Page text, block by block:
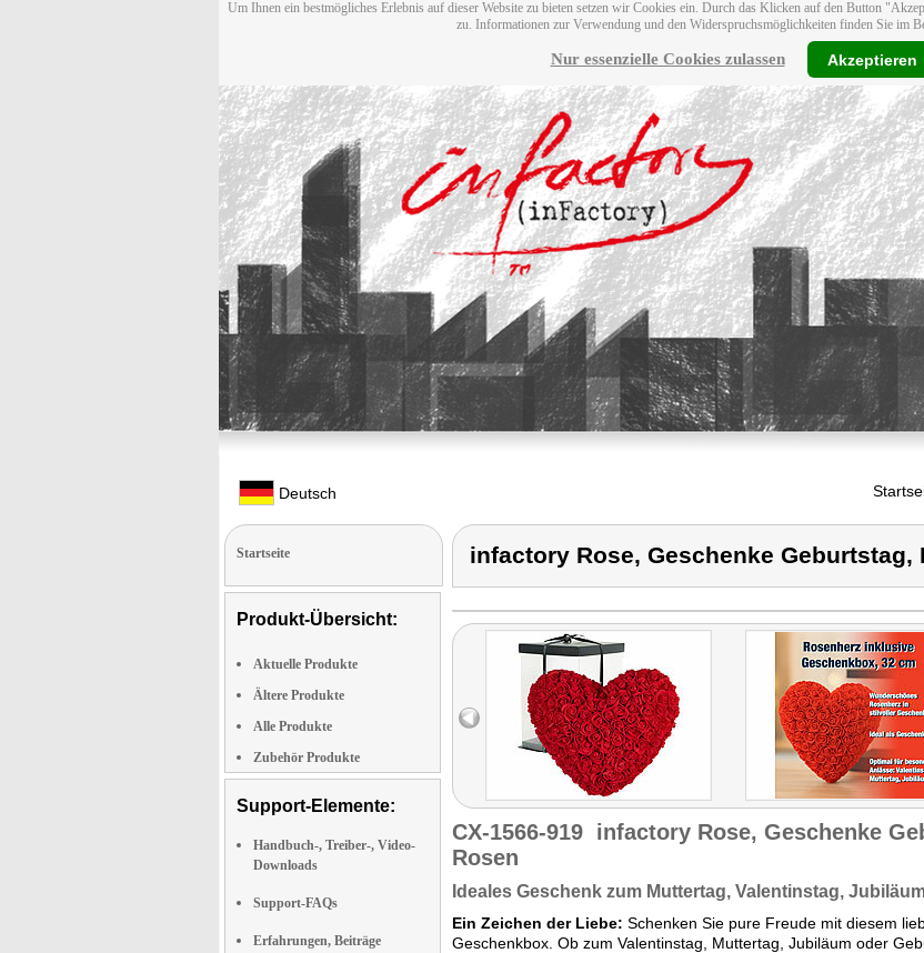
Um Ihnen ein bestmögliches Erlebnis auf dieser Website zu bieten setzen wir Cookies ein. Durch das Klicken auf den Button
zu. Informationen zur Verwendung und den Widerspruchsmöglichkeiten finden Sie im
Nur essenzielle Cookies zulassen Akzeptieren
Deutsch
Startseite
Produkt-Übersicht:
Aktuelle Produkte
Ältere Produkte
Alle Produkte
Zubehör Produkte
Support-Elemente:
Handbuch-, Treiber-, Video-
Downloads
Support-FAQs
Erfahrungen, Beiträge
infactory Rose, Geschenke
CX-1566-919 infactory Rose, Geschenke
Rosen
Ideales Geschenk zum Muttertag, Valentinstag,
Ein Zeichen der Liebe: Schenken Sie pure Freude mit diesem
Geschenkbox. Ob zum Valentinstag, Muttertag, Jubiläum oder